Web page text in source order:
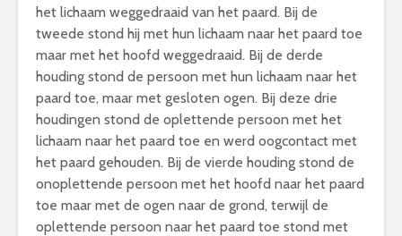
het lichaam weggedraaid van het paard. Bij de
tweede stond hij met hun lichaam naar het paard toe
maar met het hoofd weggedraaid. Bij de derde
houding stond de persoon met hun lichaam naar het
paard toe, maar met gesloten ogen. Bij deze drie
houdingen stond de oplettende persoon met het
lichaam naar het paard toe en werd oogcontact met
het paard gehouden. Bij de vierde houding stond de
onoplettende persoon met het hoofd naar het paard
toe maar met de ogen naar de grond, terwijl de
oplettende persoon naar het paard toe stond met